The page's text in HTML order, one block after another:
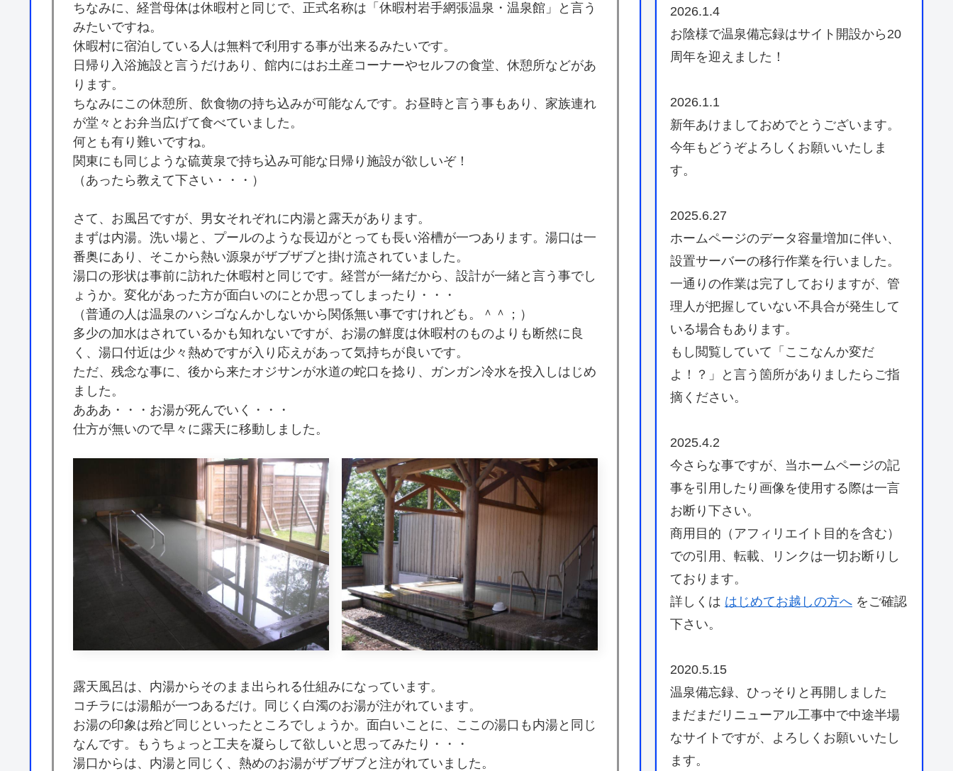
ちなみに、経営母体は休暇村と同じで、正式名称は「休暇村岩手網張温泉・温泉館」と言う
みたいですね。
休暇村に宿泊している人は無料で利用する事が出来るみたいです。
日帰り入浴施設と言うだけあり、館内にはお土産コーナーやセルフの食堂、休憩所などがあ
ります。
ちなみにこの休憩所、飲食物の持ち込みが可能なんです。お昼時と言う事もあり、家族連れ
が堂々とお弁当広げて食べていました。
何とも有り難いですね。
関東にも同じような硫黄泉で持ち込み可能な日帰り施設が欲しいぞ！
（あったら教えて下さい・・・）
さて、お風呂ですが、男女それぞれに内湯と露天があります。
まずは内湯。洗い場と、プールのような長辺がとっても長い浴槽が一つあります。湯口は一
番奥にあり、そこから熱い源泉がザブザブと掛け流されていました。
湯口の形状は事前に訪れた休暇村と同じです。経営が一緒だから、設計が一緒と言う事でし
ょうか。変化があった方が面白いのにとか思ってしまったり・・・
（普通の人は温泉のハシゴなんかしないから関係無い事ですけれども。＾＾；）
多少の加水はされているかも知れないですが、お湯の鮮度は休暇村のものよりも断然に良
く、湯口付近は少々熱めですが入り応えがあって気持ちが良いです。
ただ、残念な事に、後から来たオジサンが水道の蛇口を捻り、ガンガン冷水を投入しはじめ
ました。
あああ・・・お湯が死んでいく・・・
仕方が無いので早々に露天に移動しました。
露天風呂は、内湯からそのまま出られる仕組みになっています。
コチラには湯船が一つあるだけ。同じく白濁のお湯が注がれています。
お湯の印象は殆ど同じといったところでしょうか。面白いことに、ここの湯口も内湯と同じ
なんです。もうちょっと工夫を凝らして欲しいと思ってみたり・・・
湯口からは、内湯と同じく、熱めのお湯がザブザブと注がれていました。
2026.1.4
お陰様で温泉備忘録はサイト開設から20
周年を迎えました！
2026.1.1
新年あけましておめでとうございます。
今年もどうぞよろしくお願いいたしま
す。
2025.6.27
ホームページのデータ容量増加に伴い、
設置サーバーの移行作業を行いました。
一通りの作業は完了しておりますが、管
理人が把握していない不具合が発生して
いる場合もあります。
もし閲覧していて「ここなんか変だ
よ！？」と言う箇所がありましたらご指
摘ください。
2025.4.2
今さらな事ですが、当ホームページの記
事を引用したり画像を使用する際は一言
お断り下さい。
商用目的（アフィリエイト目的を含む）
での引用、転載、リンクは一切お断りし
ております。
詳しくは はじめてお越しの方へ をご確認
下さい。
2020.5.15
温泉備忘録、ひっそりと再開しました
まだまだリニューアル工事中で中途半場
なサイトですが、よろしくお願いいたし
ます。